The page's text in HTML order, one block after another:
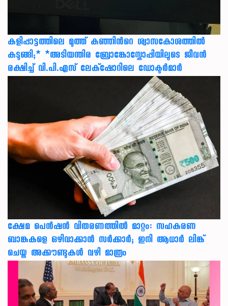
കളിപ്പാട്ടത്തിലെ മുത്ത് കുഞ്ഞിന്‍റെ ശ്വാസകോശത്തിൽ
കുടുങ്ങി;* *അടിയന്തിര ബ്രോങ്കോസ്കോപ്പിയിലൂടെ ജീവൻ
രക്ഷ‍ിച്ച് വി.പി.എസ് ലേക്‌ഷോറിലെ ഡോക്ടർമാർ
ക്ഷേമ പെൻഷൻ വിതരണത്തിൽ മാറ്റം: സഹകരണ
ബാങ്കുകളെ ഒഴിവാക്കാൻ സർക്കാർ; ഇനി ആധാർ ലിങ്ക്
ചെയ്ത അക്കൗണ്ടുകൾ വഴി മാത്രം